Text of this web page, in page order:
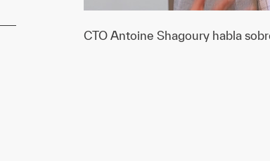
CTO Antoine Shagoury habla